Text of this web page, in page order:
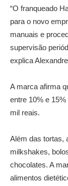
“O franqueado
para o novo
manuais e
supervisão
explica
A marca afirma
entre 10% e
mil reais.
Além das tortas,
milkshakes,
chocolates. A
alimentos